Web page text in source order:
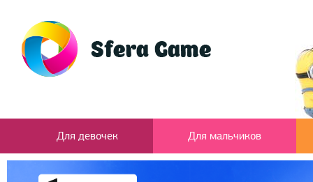
Для девочек Для мальчиков